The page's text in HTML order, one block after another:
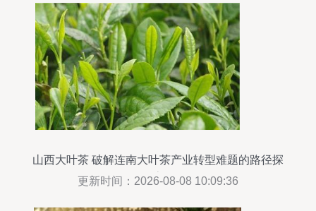
山西大叶茶 破解连南大叶茶产业转型难题的路径探
索
更新时间：2026-08-08 10:09:36